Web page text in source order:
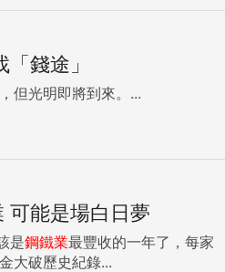
「錢途」
但光明即將到來。...
可能是場白日夢
是鋼鐵業最豐收的一年了，每家
大破歷史紀錄...